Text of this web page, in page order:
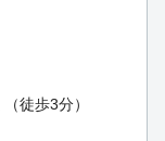
（徒歩3分）